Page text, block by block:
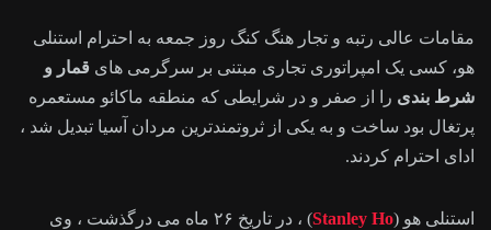
مقامات عالی رتبه و تجار هنگ کنگ روز جمعه به احترام استنلی
هو، کسی یک امپراتوری تجاری مبتنی بر سرگرمی های قمار و
شرط بندی را از صفر و در شرایطی که منطقه ماکائو مستعمره
پرتغال بود ساخت و به یکی از ثروتمندترین مردان آسیا تبدیل شد ،
ادای احترام کردند.
استنلی هو (Stanley Ho
) ، در تاریخ ۲۶ ماه می درگذشت ، وی